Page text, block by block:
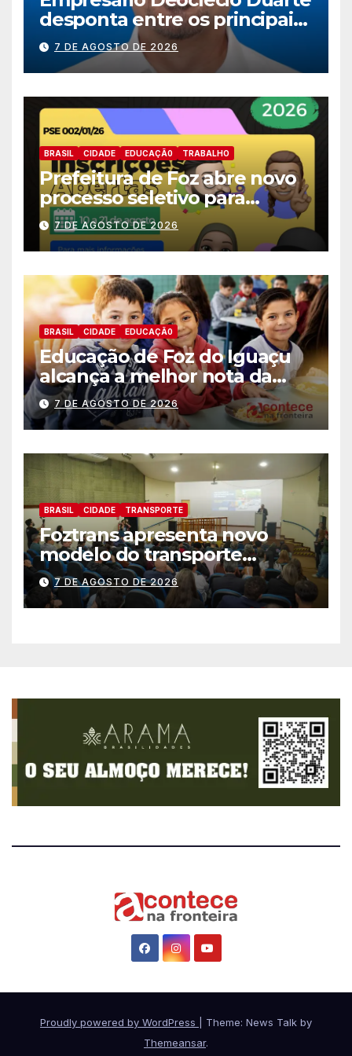
desponta entre os principais
nomes do União Brasil para
deputado estadual
7 DE AGOSTO DE 2026
BRASIL CIDADE EDUCAÇÃ0 TRABALHO
Prefeitura de Foz abre novo
processo seletivo para
estagiários
7 DE AGOSTO DE 2026
BRASIL CIDADE EDUCAÇÃ0
Educação de Foz do Iguaçu
alcança a melhor nota da
história no IDEB
7 DE AGOSTO DE 2026
BRASIL CIDADE TRANSPORTE
Foztrans apresenta novo
modelo do transporte
coletivo em audiência
pública e avança para um
sistema mais moderno e
7 DE AGOSTO DE 2026
Proudly powered by WordPress
Theme: News Talk by
Themeansar.